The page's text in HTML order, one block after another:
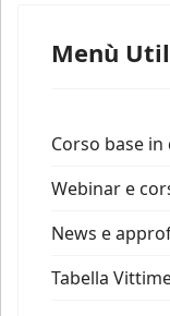
Menù
Corso base
Webinar e
News e
Tabella